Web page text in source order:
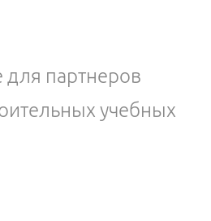
партнеров
учебных